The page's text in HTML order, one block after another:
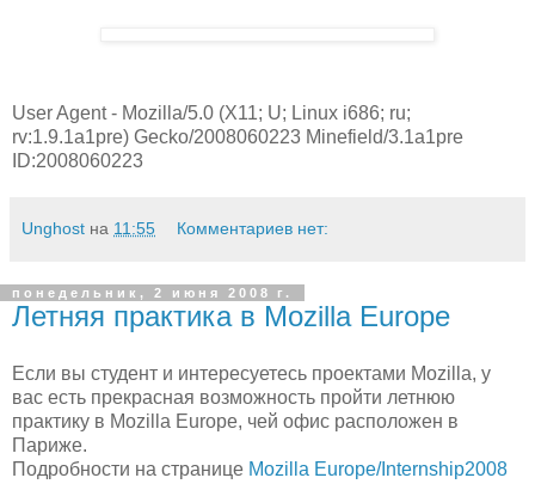
User Agent - Mozilla/5.0 (X11; U; Linux i686; ru;
rv:1.9.1a1pre) Gecko/2008060223 Minefield/3.1a1pre
ID:2008060223
Unghost на 11:55 Комментариев нет:
понедельник, 2 июня 2008 г.
Летняя практика в Mozilla Europe
Если вы студент и интересуетесь проектами Mozilla, у
вас есть прекрасная возможность пройти летнюю
практику в Mozilla Europe, чей офис расположен в
Париже.
Подробности на странице Mozilla Europe/Internship2008